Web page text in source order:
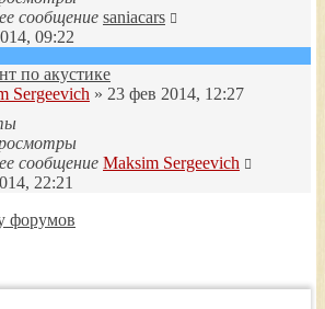
сообщение saniacars
09:22
по акустике
Sergeevich » 23 фев 2014, 12:27
сообщение Maksim Sergeevich
22:21
форумов